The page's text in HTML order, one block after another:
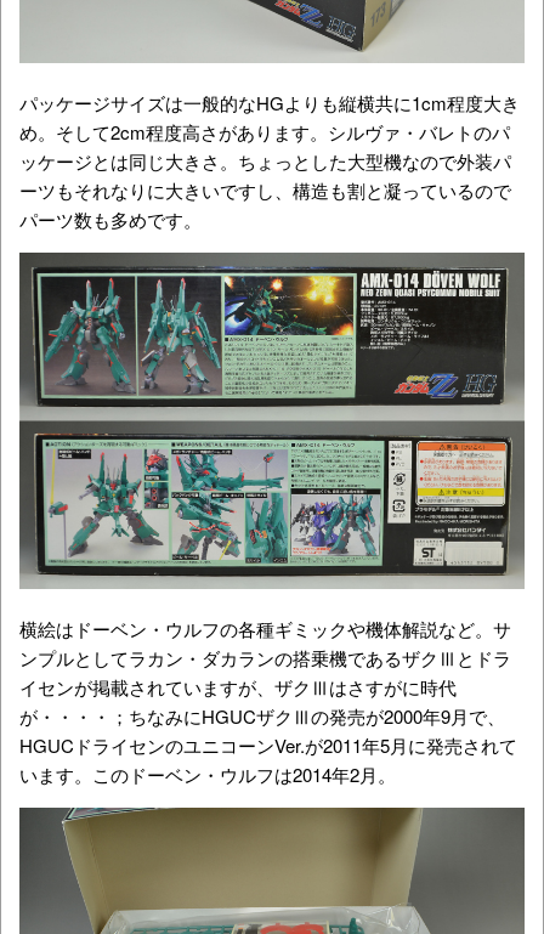
パッケージサイズは一般的なHGよりも縦横共に1cm程度大き
め。そして2cm程度高さがあります。シルヴァ・バレトのパ
ッケージとは同じ大きさ。ちょっとした大型機なので外装パ
ーツもそれなりに大きいですし、構造も割と凝っているので
パーツ数も多めです。
横絵はドーベン・ウルフの各種ギミックや機体解説など。サ
ンプルとしてラカン・ダカランの搭乗機であるザクⅢとドラ
イセンが掲載されていますが、ザクⅢはさすがに時代
が・・・・；ちなみにHGUCザクⅢの発売が2000年9月で、
HGUCドライセンのユニコーンVer.が2011年5月に発売されて
います。このドーベン・ウルフは2014年2月。